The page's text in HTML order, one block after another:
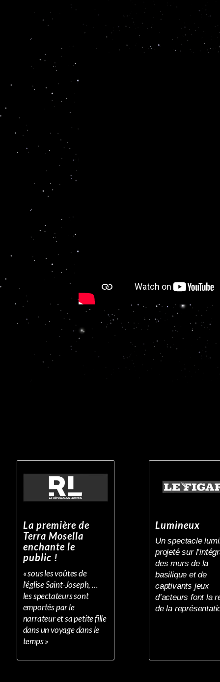
La première de
Terra Mosella
enchante le
public !
« sous les voûtes de
l’église Saint-Joseph, …
les spectateurs sont
emportés par le
narrateur et sa petite fille
dans un voyage dans le
temps »
Lumineux
Un spectacle
projeté sur
des murs de la
basilique et de
captivants jeux
d’acteurs font la
de la